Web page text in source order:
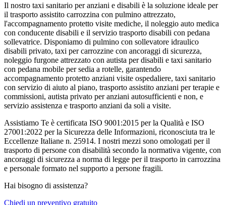
Il nostro taxi sanitario per anziani e disabili è la soluzione ideale per
il trasporto assistito carrozzina con pulmino attrezzato,
l'accompagnamento protetto visite mediche, il noleggio auto medica
con conducente disabili e il servizio trasporto disabili con pedana
sollevatrice. Disponiamo di pulmino con sollevatore idraulico
disabili privato, taxi per carrozzine con ancoraggi di sicurezza,
noleggio furgone attrezzato con autista per disabili e taxi sanitario
con pedana mobile per sedia a rotelle, garantendo
accompagnamento protetto anziani visite ospedaliere, taxi sanitario
con servizio di aiuto al piano, trasporto assistito anziani per terapie e
commissioni, autista privato per anziani autosufficienti e non, e
servizio assistenza e trasporto anziani da soli a visite.
Assistiamo Te è certificata ISO 9001:2015 per la Qualità e ISO
27001:2022 per la Sicurezza delle Informazioni, riconosciuta tra le
Eccellenze Italiane n. 25914. I nostri mezzi sono omologati per il
trasporto di persone con disabilità secondo la normativa vigente, con
ancoraggi di sicurezza a norma di legge per il trasporto in carrozzina
e personale formato nel supporto a persone fragili.
Hai bisogno di assistenza?
Chiedi un preventivo gratuito